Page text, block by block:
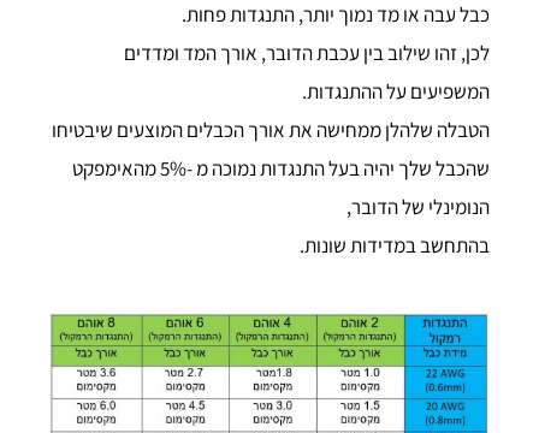
כבל עבה או מד נמוך יותר, התנגדות פחות.
לכן, זהו שילוב בין עכבת הדובר, אורך המד ומדדים
המשפיעים על ההתנגדות.
הטבלה שלהלן ממחישה את אורך הכבלים המוצעים שיבטיחו
שהכבל שלך יהיה בעל התנגדות נמוכה מ -5% מהאימפקט
הנומינלי של הדובר,
בהתחשב במדידות שונות.